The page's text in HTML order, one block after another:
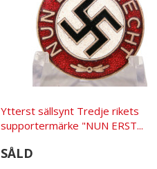
Ytterst sällsynt Tredje rikets
supportermärke "NUN ERST...
SÅLD